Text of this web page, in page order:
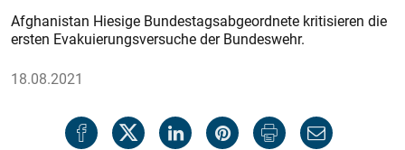
Afghanistan Hiesige Bundestagsabgeordnete kritisieren die
ersten Evakuierungsversuche der Bundeswehr.
18.08.2021